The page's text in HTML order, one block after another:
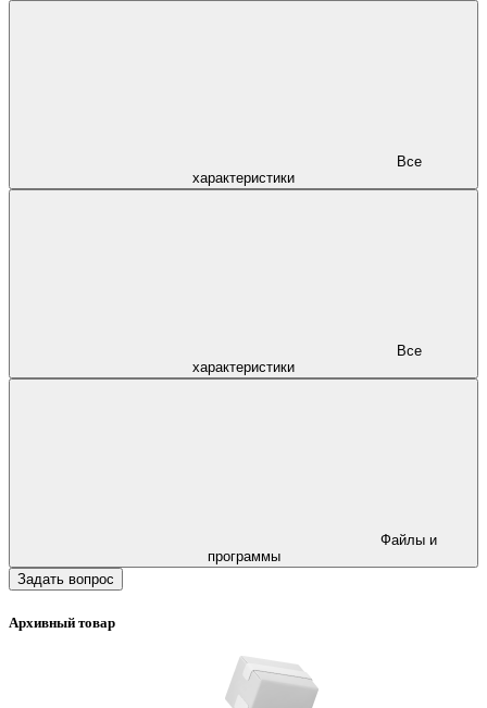
характеристики
характеристики
программы
Задать вопрос
Архивный товар